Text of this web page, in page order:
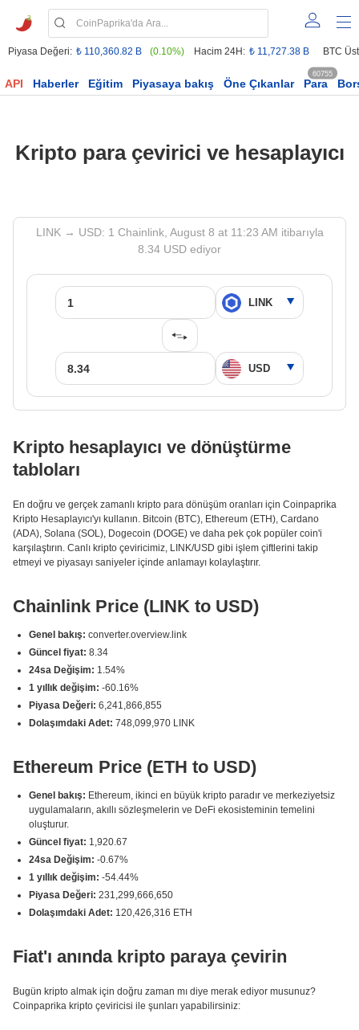
Piyasa Değeri: ₺ 110,360.82 B (0.10%) Hacim 24H: ₺ 11,727.38 B BTC
API Haberler Eğitim Piyasaya bakış Öne Çıkanlar Para
60755
Kripto para çevirici ve hesaplayıcı
LINK → USD: 1 Chainlink, August 8 at 11:23 AM itibarıyla
8.34 USD ediyor
Kripto hesaplayıcı ve dönüştürme
tabloları
En doğru ve gerçek zamanlı kripto para dönüşüm oranları için Coinpaprika
Kripto Hesaplayıcı'yı kullanın. Bitcoin (BTC), Ethereum (ETH), Cardano
(ADA), Solana (SOL), Dogecoin (DOGE) ve daha pek çok popüler coin'i
karşılaştırın. Canlı kripto çeviricimiz, LINK/USD gibi işlem çiftlerini takip
etmeyi ve piyasayı saniyeler içinde anlamayı kolaylaştırır.
Chainlink Price (LINK to USD)
Genel bakış: converter.overview.link
Güncel fiyat: 8.34
24sa Değişim: 1.54%
1 yıllık değişim: -60.16%
Piyasa Değeri: 6,241,866,855
Dolaşımdaki Adet: 748,099,970 LINK
Ethereum Price (ETH to USD)
Genel bakış: Ethereum, ikinci en büyük kripto paradır ve merkeziyetsiz
uygulamaların, akıllı sözleşmelerin ve DeFi ekosisteminin temelini
oluşturur.
Güncel fiyat: 1,920.67
24sa Değişim: -0.67%
1 yıllık değişim: -54.44%
Piyasa Değeri: 231,299,666,650
Dolaşımdaki Adet: 120,426,316 ETH
Fiat'ı anında kripto paraya çevirin
Bugün kripto almak için doğru zaman mı diye merak ediyor musunuz?
Coinpaprika kripto çeviricisi ile şunları yapabilirsiniz: